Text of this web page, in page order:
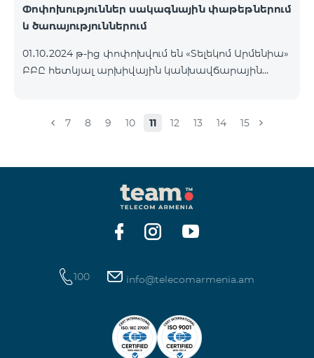
սակագնային փաթեթի հեռախոսահամարով։
Հաղթող հեռախոսահամարներն ընտրվելու են
Հետևեք մեզ Team-ի Facebook-յան և YouTube-յան
ալիքների պաշտոնական էջերում: Մանրամասն
Փոփոխություններ սակագնային փաթեթներում
և ծառայություններում
01․10․2024 թ-ից փոփոխվում են «Տելեկոմ Արմենիա»
ԲԲԸ հետևյալ արխիվային կանխավճարային
հաշվեկշռին բավարար գումար լինելու դեպքում
գանձման պահին հաշվեկշռին չլինի բավարար
գումար, ապա Տարբերակ 1 կամ Տարբերակ 2
ծառայությունները ավտոմատ չեն երկարաձգվի:
Ծառայությունները նորից կվերաակտիվանան,
երբ հաշվեկշռին լինի միանվագ ամբողջական
7 8 9 10 11 12 13 14 15
100 info@telecomarmenia.am